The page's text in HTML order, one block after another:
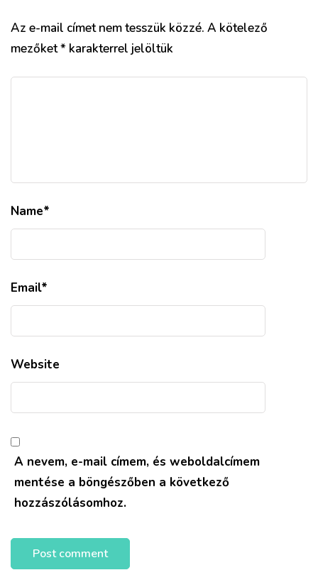
Az e-mail címet nem tesszük közzé. A kötelező
mezőket* karakterrel jelöltük
Name*
Email*
Website
A nevem, e-mail címem, és weboldalcímem
mentése a böngészőben a következő
hozzászólásomhoz.